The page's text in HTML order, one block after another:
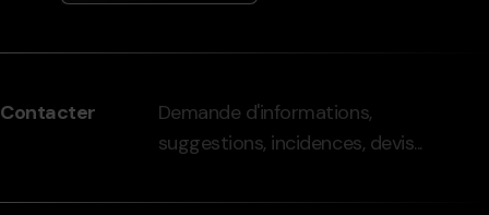
del
-
Contacter
Demande d'informations,
suggestions, incidences, devis...